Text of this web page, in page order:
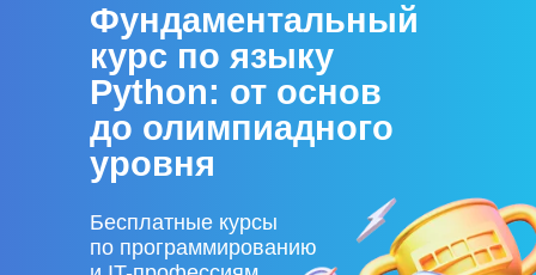
Бесплатные курсы
по программированию
Фундаментальный
курс по языку
Python: от основ
до олимпиадного
уровня